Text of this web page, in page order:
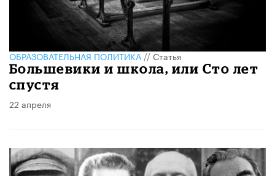
ОБРАЗОВАТЕЛЬНАЯ ПОЛИТИКА//Статья
Большевики и школа, или Сто лет
спустя
22 апреля